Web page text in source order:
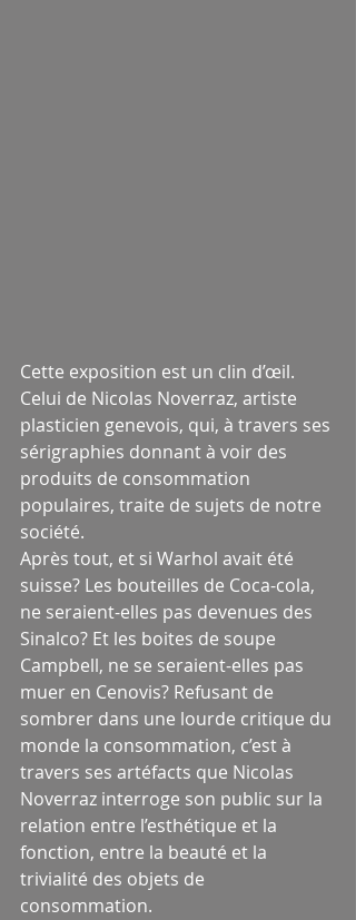
Cette exposition est un clin d’œil.
Celui de Nicolas Noverraz, artiste
plasticien genevois, qui, à travers ses
sérigraphies donnant à voir des
produits de consommation
populaires, traite de sujets de notre
société.
Après tout, et si Warhol avait été
suisse? Les bouteilles de Coca-cola,
ne seraient-elles pas devenues des
Sinalco? Et les boites de soupe
Campbell, ne se seraient-elles pas
muer en Cenovis? Refusant de
sombrer dans une lourde critique du
monde la consommation, c’est à
travers ses artéfacts que Nicolas
Noverraz interroge son public sur la
relation entre l’esthétique et la
fonction, entre la beauté et la
trivialité des objets de
consommation.